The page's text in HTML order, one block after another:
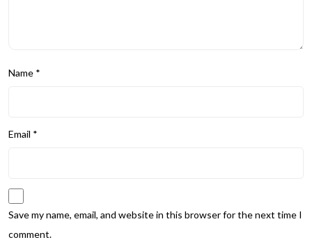
Name *
Email *
Save my name, email, and website in this browser for the next time I
comment.